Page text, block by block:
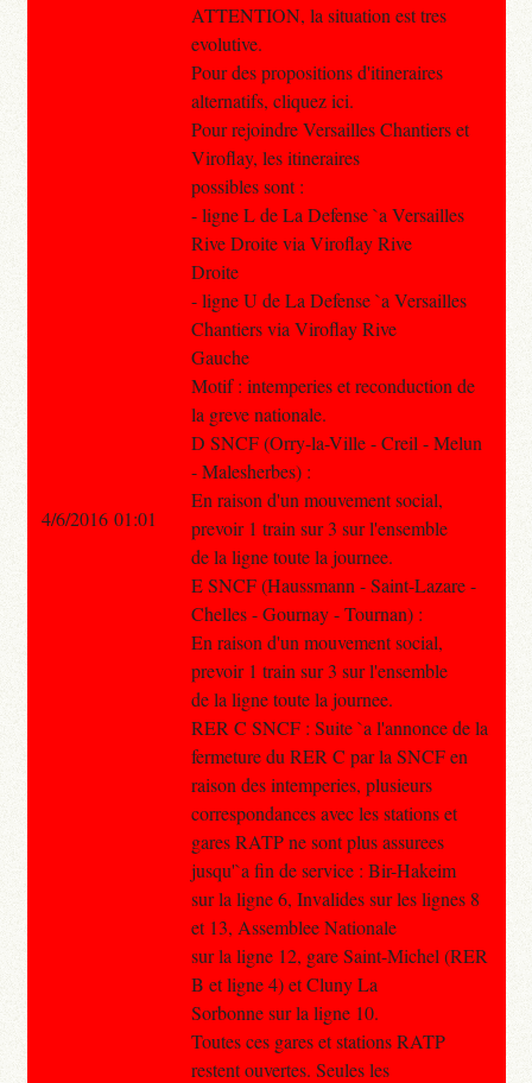
ATTENTION, la situation est tres
evolutive.
Pour des propositions d'itineraires
alternatifs, cliquez ici.
Pour rejoindre Versailles Chantiers et
Viroflay, les itineraires
possibles sont :
- ligne L de La Defense `a Versailles
Rive Droite via Viroflay Rive
Droite
- ligne U de La Defense `a Versailles
Chantiers via Viroflay Rive
Gauche
Motif : intemperies et reconduction de
la greve nationale.
D SNCF (Orry-la-Ville - Creil - Melun
- Malesherbes) :
En raison d'un mouvement social,
prevoir 1 train sur 3 sur l'ensemble
de la ligne toute la journee.
E SNCF (Haussmann - Saint-Lazare -
Chelles - Gournay - Tournan) :
En raison d'un mouvement social,
prevoir 1 train sur 3 sur l'ensemble
de la ligne toute la journee.
RER C SNCF : Suite `a l'annonce de la
fermeture du RER C par la SNCF en
raison des intemperies, plusieurs
correspondances avec les stations et
gares RATP ne sont plus assurees
jusqu'`a fin de service : Bir-Hakeim
sur la ligne 6, Invalides sur les lignes 8
et 13, Assemblee Nationale
sur la ligne 12, gare Saint-Michel (RER
B et ligne 4) et Cluny La
Sorbonne sur la ligne 10.
Toutes ces gares et stations RATP
restent ouvertes. Seules les
4/6/2016 01:01